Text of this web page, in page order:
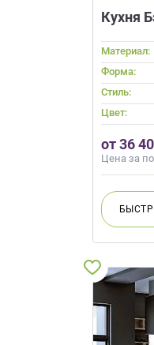
Кухня
Материал:
Форма:
Стиль:
Цвет:
от 36
Цена за